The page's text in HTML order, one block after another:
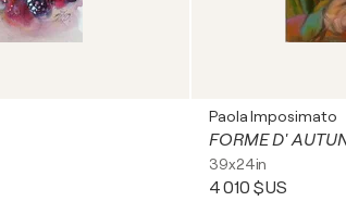
Paola Imposimato
FORME D'
39x24in
4 010 $US